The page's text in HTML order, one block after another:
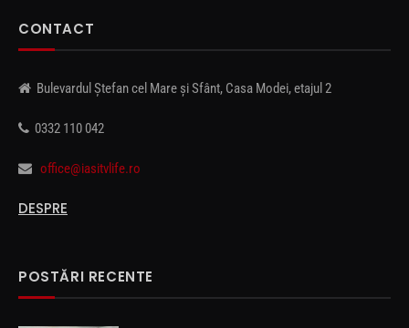
CONTACT
Bulevardul Ștefan cel Mare și Sfânt, Casa Modei, etajul 2
0332 110 042
office@iasitvlife.ro
DESPRE
POSTĂRI RECENTE